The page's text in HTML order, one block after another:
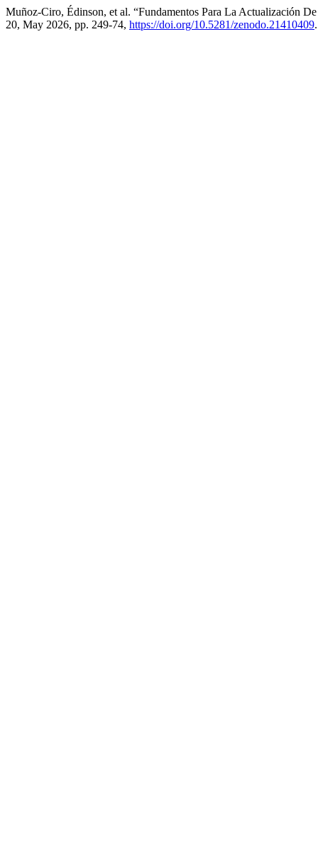
Muñoz-Ciro, Édinson, et al. “Fundamentos Para La Actualización
20, May 2026, pp. 249-74, https://doi.org/10.5281/zenodo.21410409.